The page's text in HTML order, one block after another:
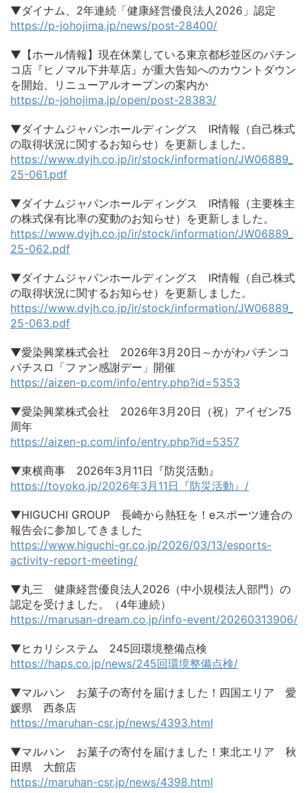
▼ダイナム、2年連続「健康経営優良法人2026」認定
https://p-johojima.jp/news/post-28400/
▼【ホール情報】現在休業している東京都杉並区のパチン
コ店『ヒノマル下井草店』が重大告知へのカウントダウン
を開始、リニューアルオープンの案内か
https://p-johojima.jp/open/post-28383/
▼ダイナムジャパンホールディングス IR情報（自己株式
の取得状況に関するお知らせ）を更新しました。
https://www.dyjh.co.jp/ir/stock/information/JW06889_
25-061.pdf
▼ダイナムジャパンホールディングス IR情報（主要株主
の株式保有比率の変動のお知らせ）を更新しました。
https://www.dyjh.co.jp/ir/stock/information/JW06889_
25-062.pdf
▼ダイナムジャパンホールディングス IR情報（自己株式
の取得状況に関するお知らせ）を更新しました。
https://www.dyjh.co.jp/ir/stock/information/JW06889_
25-063.pdf
▼愛染興業株式会社 2026年3月20日～かがわパチンコ
パチスロ「ファン感謝デー」開催
https://aizen-p.com/info/entry.php?id=5353
▼愛染興業株式会社 2026年3月20日（祝）アイゼン75
周年
https://aizen-p.com/info/entry.php?id=5357
▼東横商事 2026年3月11日『防災活動』
https://toyoko.jp/2026年3月11日『防災活動』/
▼HIGUCHI GROUP 長崎から熱狂を！eスポーツ連合の
報告会に参加してきました
https://www.higuchi-gr.co.jp/2026/03/13/esports-
activity-report-meeting/
▼丸三 健康経営優良法人2026（中小規模法人部門）の
認定を受けました。（4年連続）
https://marusan-dream.co.jp/info-event/20260313906/
▼ヒカリシステム 245回環境整備点検
https://haps.co.jp/news/245回環境整備点検/
▼マルハン お菓子の寄付を届けました！四国エリア 愛
媛県 西条店
https://maruhan-csr.jp/news/4393.html
▼マルハン お菓子の寄付を届けました！東北エリア 秋
田県 大館店
https://maruhan-csr.jp/news/4398.html